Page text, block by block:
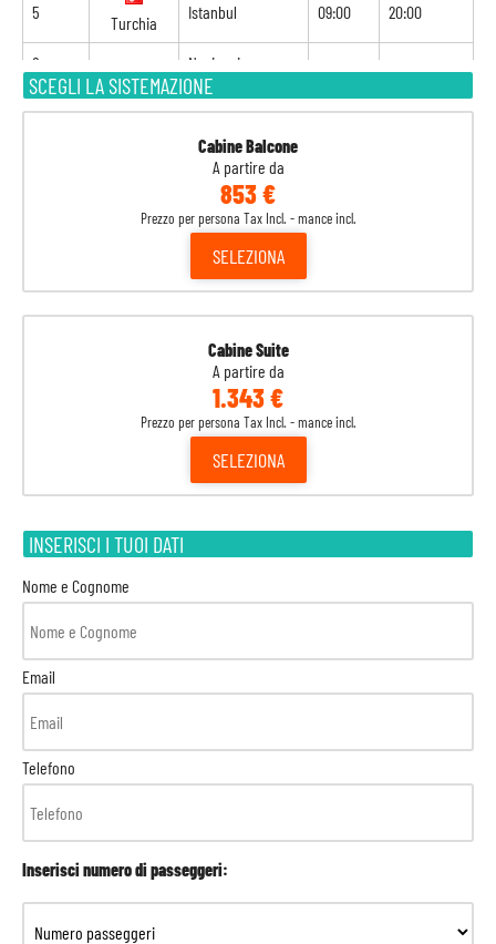
SCEGLI LA SISTEMAZIONE
Cabine Balcone
A partire da
853 €
Prezzo per persona Tax Incl. - mance incl.
SELEZIONA
Cabine Suite
A partire da
1.343 €
Prezzo per persona Tax Incl. - mance incl.
SELEZIONA
INSERISCI I TUOI DATI
Nome e Cognome
Email
Telefono
Inserisci numero di passeggeri:
5
Turchia
Istanbul 09:00 20:00
6 Navigazione
7 Corfù 12:00 19:00